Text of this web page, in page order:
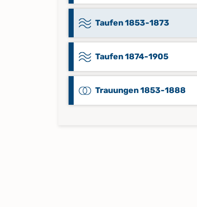
Taufen 1853-1873
Taufen 1874-1905
Trauungen 1853-1888